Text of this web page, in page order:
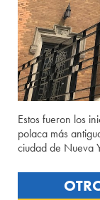
Estos fueron los
polaca más
ciudad de Nueva